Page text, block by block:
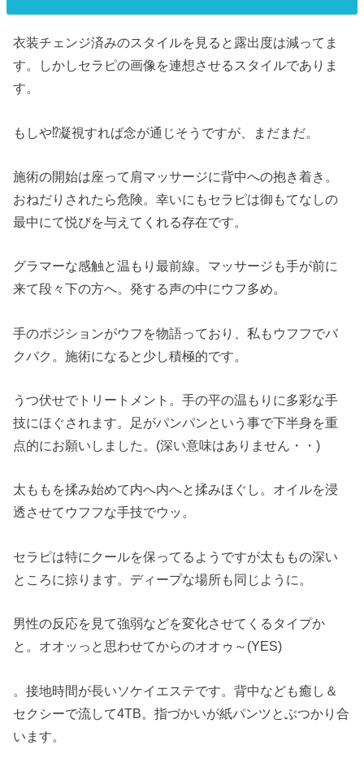
衣装チェンジ済みのスタイルを見ると露出度は減ってま
す。しかしセラピの画像を連想させるスタイルでありま
す。
もしや⁉凝視すれば念が通じそうですが、まだまだ。
施術の開始は座って肩マッサージに背中への抱き着き。
おねだりされたら危険。幸いにもセラピは御もてなしの
最中にて悦びを与えてくれる存在です。
グラマーな感触と温もり最前線。マッサージも手が前に
来て段々下の方へ。発する声の中にウフ多め。
手のポジションがウフを物語っており、私もウフフでバ
クバク。施術になると少し積極的です。
うつ伏せでトリートメント。手の平の温もりに多彩な手
技にほぐされます。足がパンパンという事で下半身を重
点的にお願いしました。(深い意味はありません・・)
太ももを揉み始めて内へ内へと揉みほぐし。オイルを浸
透させてウフフな手技でウッ。
セラピは特にクールを保ってるようですが太ももの深い
ところに掠ります。ディープな場所も同じように。
男性の反応を見て強弱などを変化させてくるタイプか
と。オオッっと思わせてからのオオゥ～(YES)
。接地時間が長いソケイエステです。背中なども癒し＆
セクシーで流して4TB。指づかいが紙パンツとぶつかり合
います。